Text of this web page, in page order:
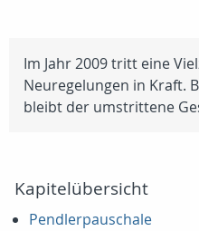
Im Jahr 2009 tritt eine
Neuregelungen in Kraft.
bleibt der umstrittene
Kapitelübersicht
Pendlerpauschale